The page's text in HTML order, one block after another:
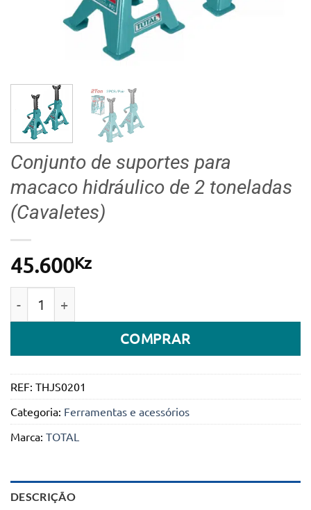
Conjunto de suportes para
macaco hidráulico de 2 toneladas
(Cavaletes)
45.600Kz
COMPRAR
REF: THJS0201
Categoria: Ferramentas e acessórios
Marca: TOTAL
DESCRIÇÃO